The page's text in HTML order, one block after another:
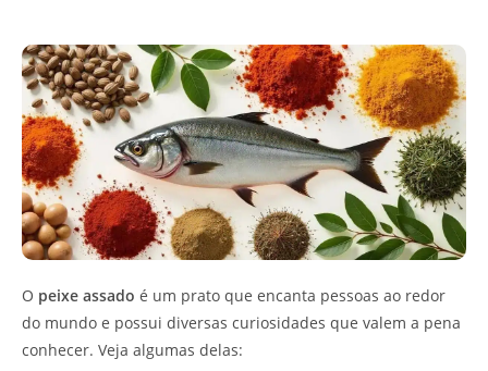
O peixe assado é um prato que encanta pessoas ao redor
do mundo e possui diversas curiosidades que valem a pena
conhecer. Veja algumas delas: